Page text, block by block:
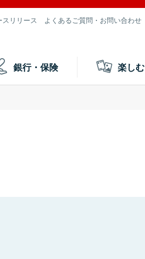
スリリース よくあるご質問・お問い合わせ
銀行・保険 楽しむ